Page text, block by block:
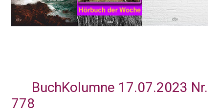
BuchKolumne 17.07.2023 Nr.
778